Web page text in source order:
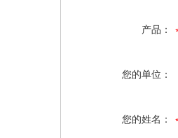
产品：
您的单位：
您的姓名：